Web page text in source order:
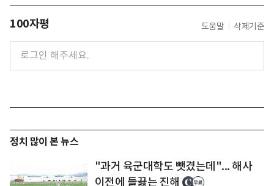
100자평 도움말 삭제기준
정치 많이 본 뉴스
"과거 육군대학도 뺏겼는데"... 해사
이전에 들끓는 진해